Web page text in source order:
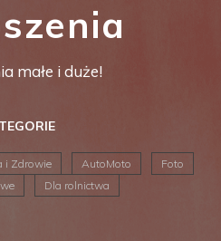
małe i duże!
i Zdrowie AutoMoto
Foto
Dla rolnictwa